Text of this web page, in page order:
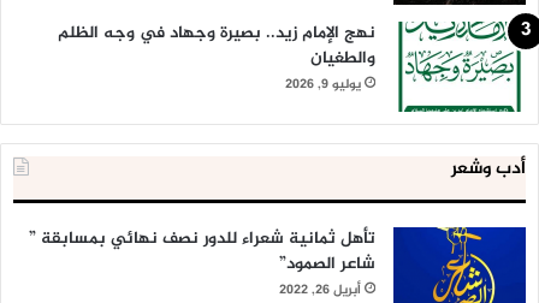
نهج الإمام زيد.. بصيرة وجهاد في وجه الظلم
والطغيان
يوليو 9, 2026
أدب وشعر
تأهل ثمانية شعراء للدور نصف نهائي بمسابقة ”
شاعر الصمود”
أبريل 26, 2022